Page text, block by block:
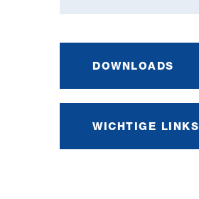
DOWNLOADS
WICHTIGE LINKS